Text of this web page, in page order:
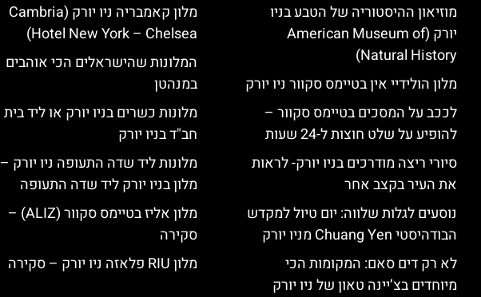
מוזיאון ההיסטוריה של הטבע בניו
יורק (American Museum of
Natural History)
מלון הולידיי אין בטיימס סקוור ניו יורק
לככב על המסכים בטיימס סקוור –
להופיע על שלט חוצות ל-24 שעות
סיורי ריצה מודרכים בניו יורק- לראות
את העיר בקצב אחר
נוסעים לגלות שלווה: יום טיול למקדש
הבודהיסטי Chuang Yen מניו יורק
לא רק דים סאם: המקומות הכי
מיוחדים בצ’יינה טאון של ניו יורק
מלון קאמבריה ניו יורק (Cambria
Hotel New York – Chelsea)
המלונות שהישראלים הכי אוהבים
במנהטן
מלונות כשרים בניו יורק או ליד בית
חב"ד בניו יורק
מלונות ליד שדה התעופה ניו יורק –
מלון בניו יורק ליד שדה התעופה
מלון אליז בטיימס סקוור (ALIZ) –
סקירה
מלון RIU פלאזה ניו יורק – סקירה